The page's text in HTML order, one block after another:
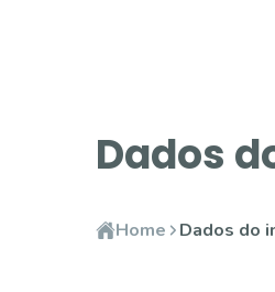
Dados
Home Dados do